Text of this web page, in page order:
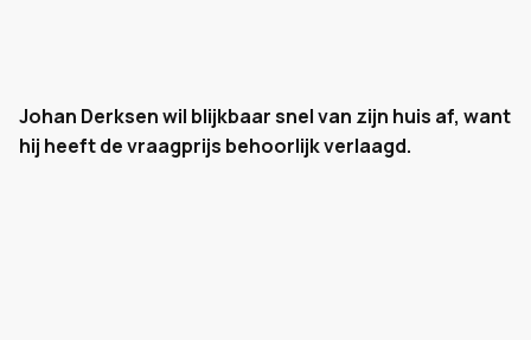
Johan Derksen wil blijkbaar snel van zijn huis af, want
hij heeft de vraagprijs behoorlijk verlaagd.